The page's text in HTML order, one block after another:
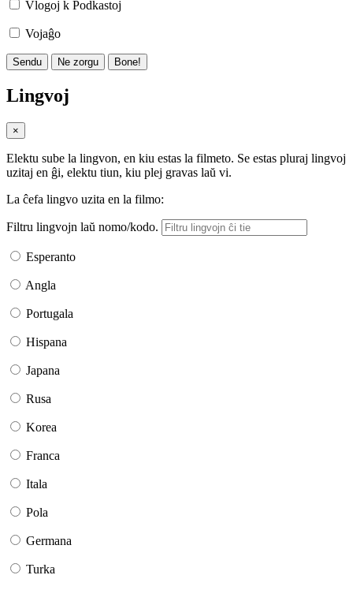
Vlogoj k Podkastoj
Vojaĝo
Sendu Ne zorgu Bone!
Lingvoj
×
Elektu sube la lingvon, en kiu estas la filmeto. Se estas pluraj lingvoj
uzitaj en ĝi, elektu tiun, kiu plej gravas laŭ vi.
La ĉefa lingvo uzita en la filmo:
Filtru lingvojn laŭ nomo/kodo.
Esperanto
Angla
Portugala
Hispana
Japana
Rusa
Korea
Franca
Itala
Pola
Germana
Turka